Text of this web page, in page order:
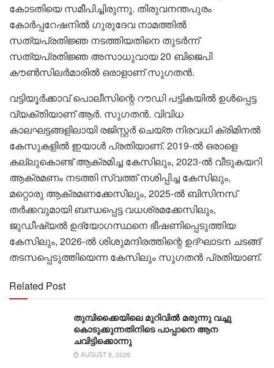
കോടതിയെ സമീപിച്ചിരുന്നു. തിരുവനന്തപുരം
കോർപ്പറേഷനിൽ ഗുരുദേവ നാമത്തിൽ
സത്യപ്രതിജ്ഞ നടത്തിയതിനെ തുടർന്ന്
സത്യപ്രതിജ്ഞ അസാധുവായ 20 ബിജെപി
കൗൺസിലർമാരിൽ ഒരാളാണ് സുഗതൻ.
വട്ടിയൂർക്കാവ് പൊലീസിന്റെ റൗഡി പട്ടികയിൽ ഉൾപ്പെട്ട
വ്യക്തിയാണ് ആർ. സുഗതൻ. വിവിധ
കാലഘട്ടങ്ങളിലായി രജിസ്റ്റർ ചെയ്ത നിരവധി ക്രിമിനൽ
കേസുകളിൽ ഇയാൾ പ്രതിയാണ്. 2019-ൽ ഒരാളെ
കല്ലുകൊണ്ട് ആക്രമിച്ച കേസിലും, 2023-ൽ വീടുകയറി
ആക്രമണം നടത്തി സ്വത്ത് നശിപ്പിച്ച കേസിലും,
മറ്റൊരു ആക്രമണക്കേസിലും, 2025-ൽ ബിസിനസ്
തർക്കവുമായി ബന്ധപ്പെട്ട വധശ്രമക്കേസിലും,
ജുഡീഷ്യൽ ഉദ്യോഗസ്ഥനെ ഭീഷണിപ്പെടുത്തിയ
കേസിലും, 2026-ൽ ശിശുമന്ദിരത്തിന്റെ ഉദ്ഘാടന ചടങ്ങ്
തടസപ്പെടുത്തിയെന്ന കേസിലും സുഗതൻ പ്രതിയാണ്.
Related Post
തുമ്പിക്കൈയിലെ മുറിവിൽ മരുന്നു വച്ചു
കൊടുക്കുന്നതിനിടെ പാപ്പാനെ ആന
ചവിട്ടിക്കൊന്നു
AUGUST 8, 2026